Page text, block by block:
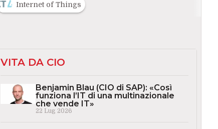
Internet of Things
VITA DA CIO
Benjamin Blau (CIO di SAP): «Così
funziona l’IT di una multinazionale
che vende IT»
22 Lug 2026